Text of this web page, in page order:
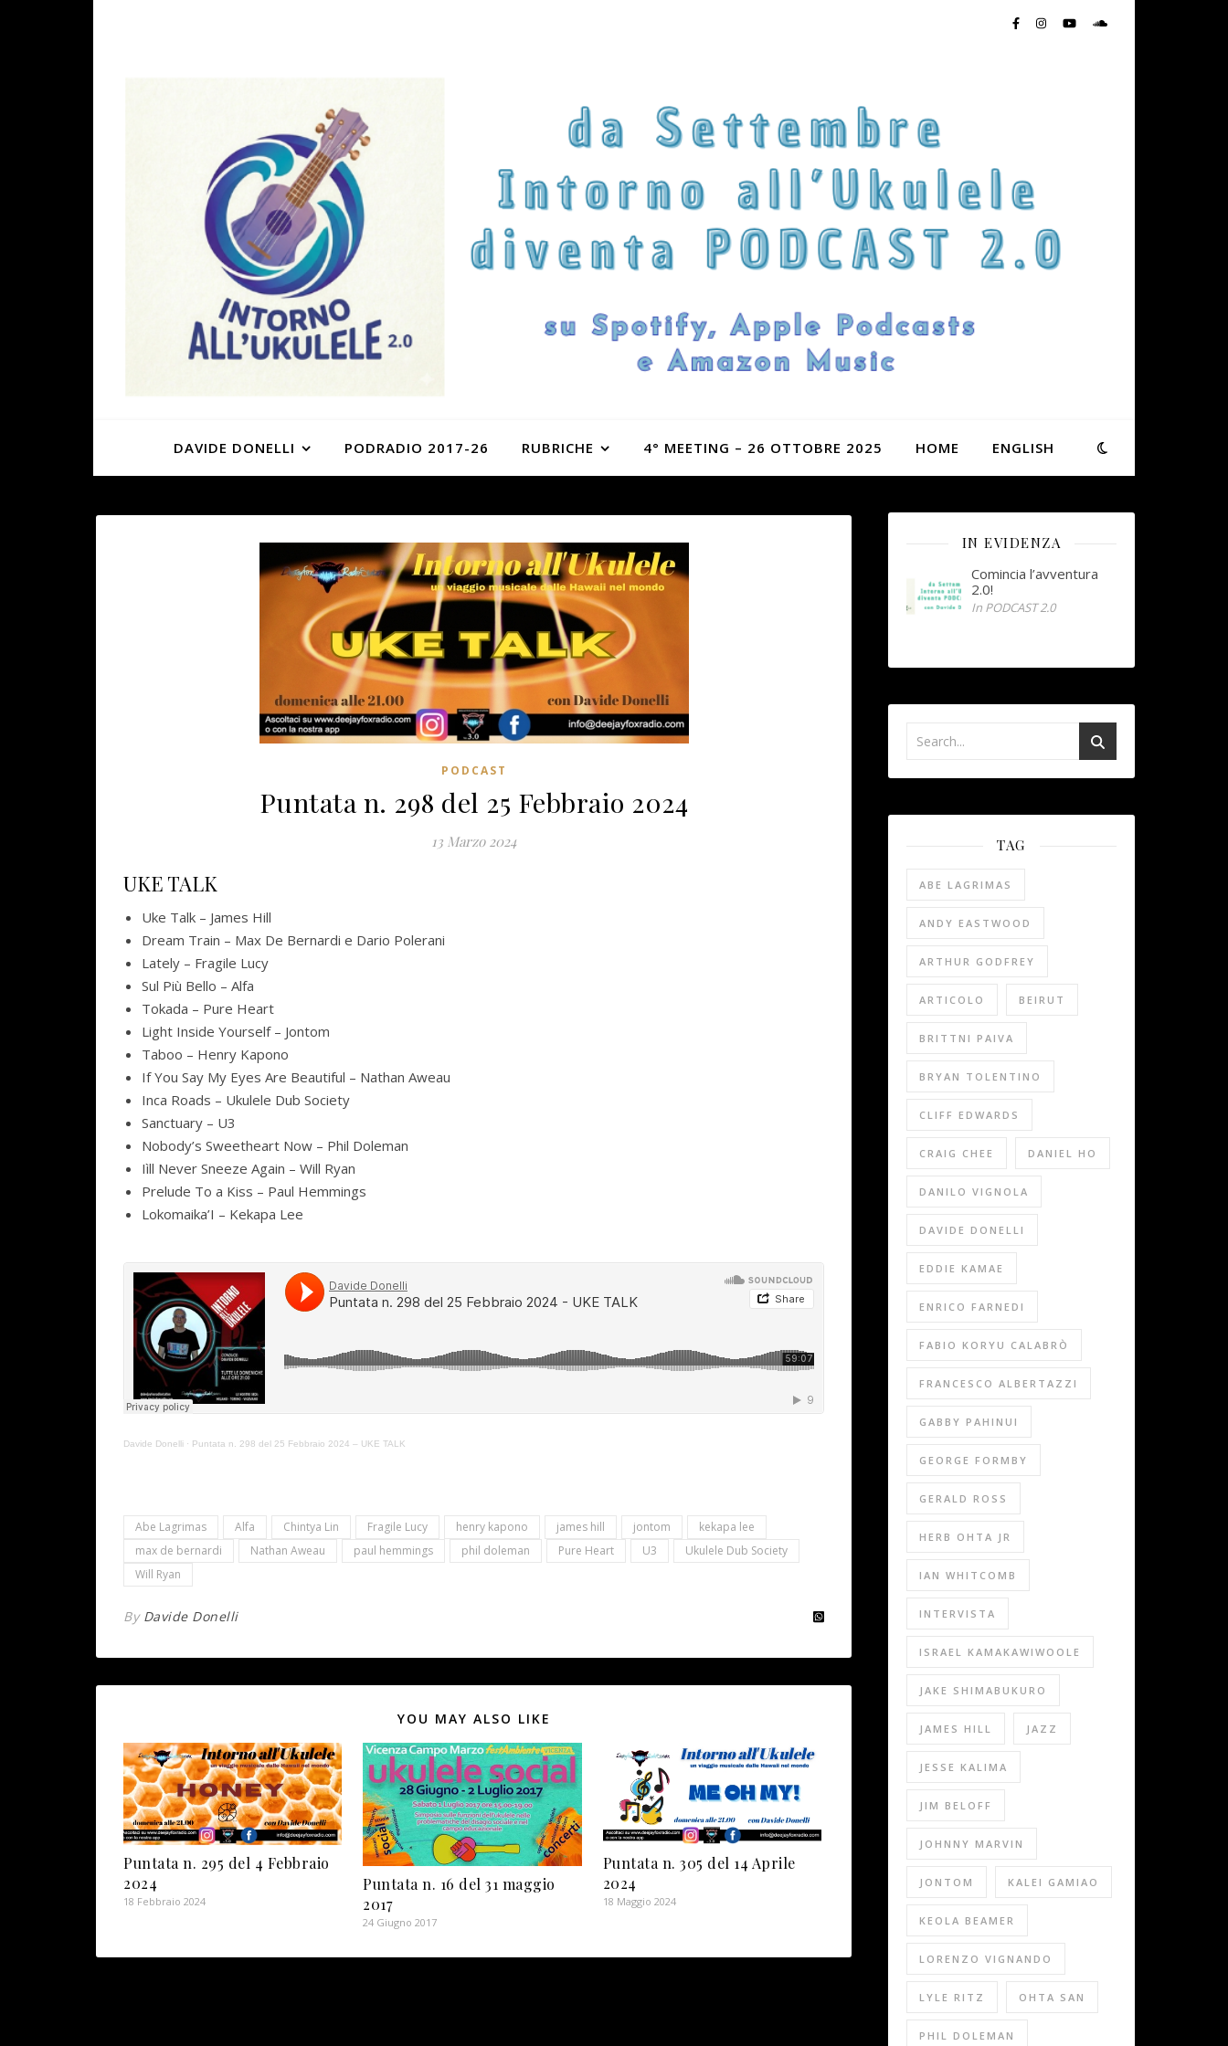
DAVIDE DONELLI PODRADIO 2017-26 RUBRICHE 4° MEETING – 26 OTTOBRE 2025 HOME ENGLISH
PODCAST
Puntata n. 298 del 25 Febbraio 2024
13 Marzo 2024
UKE TALK
Uke Talk – James Hill
Dream Train – Max De Bernardi e Dario Polerani
Lately – Fragile Lucy
Sul Più Bello – Alfa
Tokada – Pure Heart
Light Inside Yourself – Jontom
Taboo – Henry Kapono
If You Say My Eyes Are Beautiful – Nathan Aweau
Inca Roads – Ukulele Dub Society
Sanctuary – U3
Nobody’s Sweetheart Now – Phil Doleman
Iìll Never Sneeze Again – Will Ryan
Prelude To a Kiss – Paul Hemmings
Lokomaika’I – Kekapa Lee
Davide Donelli · Puntata n. 298 del 25 Febbraio 2024 – UKE TALK
Abe Lagrimas Alfa Chintya Lin Fragile Lucy henry kapono james hill jontom
kekapa lee
max de bernardi
Nathan Aweau paul hemmings phil doleman Pure Heart U3
Ukulele Dub Society
Will Ryan
By Davide Donelli
YOU MAY ALSO LIKE
Puntata n. 295 del 4 Febbraio
2024
18 Febbraio 2024
Puntata n. 16 del 31 maggio
2017
24 Giugno 2017
Puntata n. 305 del 14 Aprile
2024
18 Maggio 2024
IN EVIDENZA
Comincia l’avventura
2.0!
In PODCAST 2.0
TAG
ABE LAGRIMAS
ANDY EASTWOOD
ARTHUR GODFREY
ARTICOLO BEIRUT
BRITTNI PAIVA
BRYAN TOLENTINO
CLIFF EDWARDS
CRAIG CHEE DANIEL HO
DANILO VIGNOLA
DAVIDE DONELLI
EDDIE KAMAE
ENRICO FARNEDI
FABIO KORYU CALABRÒ
FRANCESCO ALBERTAZZI
GABBY PAHINUI
GEORGE FORMBY
GERALD ROSS
HERB OHTA JR
IAN WHITCOMB
INTERVISTA
ISRAEL KAMAKAWIWOOLE
JAKE SHIMABUKURO
JAMES HILL JAZZ
JESSE KALIMA
JIM BELOFF
JOHNNY MARVIN
JONTOM KALEI GAMIAO
KEOLA BEAMER
LORENZO VIGNANDO
LYLE RITZ OHTA SAN
PHIL DOLEMAN